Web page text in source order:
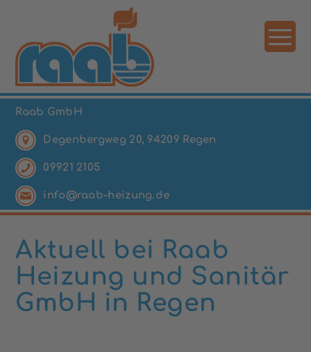
Raab GmbH
Degenbergweg 20, 94209 Regen
09921 2105
info@raab-heizung.de
Aktuell bei Raab
Heizung und Sanitär
GmbH in Regen